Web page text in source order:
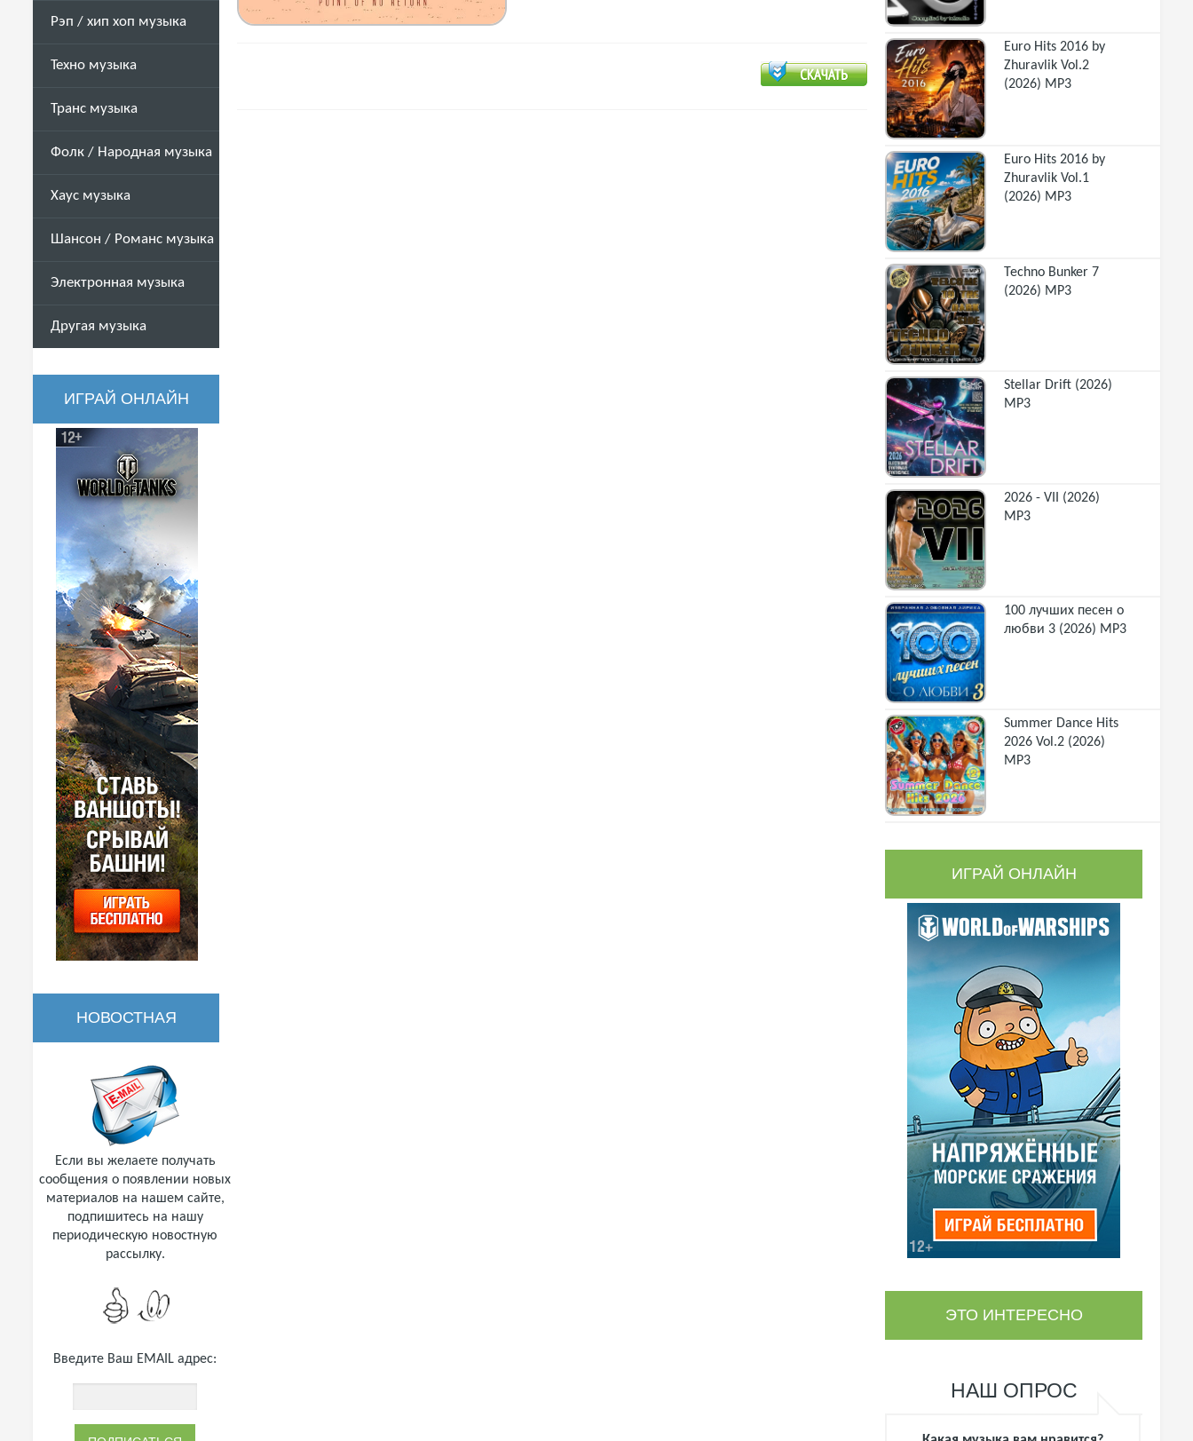
Рэп / хип хоп музыка
Техно музыка
Транс музыка
Фолк / Народная музыка
Хаус музыка
Шансон / Романс музыка
Электронная музыка
Другая музыка
ИГРАЙ ОНЛАЙН
НОВОСТНАЯ
РАССЫЛКА
Если вы желаете получать
сообщения о появлении новых
материалов на нашем сайте,
подпишитесь на нашу
периодическую новостную
рассылку.
Введите Ваш EMAIL адрес:
Euro Hits 2016 by
Zhuravlik Vol.2
(2026) MP3
Euro Hits 2016 by
Zhuravlik Vol.1
(2026) MP3
Techno Bunker 7
(2026) MP3
Stellar Drift (2026)
MP3
2026 - VII (2026)
MP3
100 лучших песен о
любви 3 (2026) MP3
Summer Dance Hits
2026 Vol.2 (2026)
MP3
ИГРАЙ ОНЛАЙН
ЭТО ИНТЕРЕСНО
НАШ ОПРОС